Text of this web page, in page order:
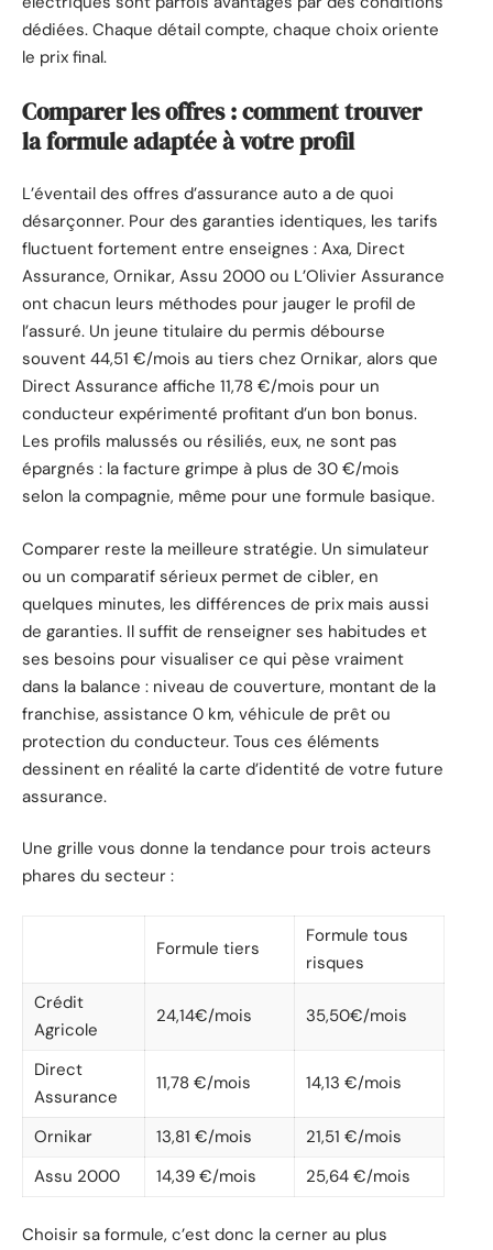
dédiées. Chaque détail compte, chaque choix oriente
le prix final.
Comparer les offres : comment trouver
la formule adaptée à votre profil
L’éventail des offres d’assurance auto a de quoi
désarçonner. Pour des garanties identiques, les tarifs
fluctuent fortement entre enseignes : Axa, Direct
Assurance, Ornikar, Assu 2000 ou L’Olivier Assurance
ont chacun leurs méthodes pour jauger le profil de
l’assuré. Un jeune titulaire du permis débourse
souvent 44,51 €/mois au tiers chez Ornikar, alors que
Direct Assurance affiche 11,78 €/mois pour un
conducteur expérimenté profitant d’un bon bonus.
Les profils malussés ou résiliés, eux, ne sont pas
épargnés : la facture grimpe à plus de 30 €/mois
selon la compagnie, même pour une formule basique.
Comparer reste la meilleure stratégie. Un simulateur
ou un comparatif sérieux permet de cibler, en
quelques minutes, les différences de prix mais aussi
de garanties. Il suffit de renseigner ses habitudes et
ses besoins pour visualiser ce qui pèse vraiment
dans la balance : niveau de couverture, montant de la
franchise, assistance 0 km, véhicule de prêt ou
protection du conducteur. Tous ces éléments
dessinent en réalité la carte d’identité de votre future
assurance.
Une grille vous donne la tendance pour trois acteurs
phares du secteur :
Formule tiers
Formule tous
risques
Crédit
Agricole
24,14€/mois 35,50€/mois
Direct
Assurance
11,78 €/mois 14,13 €/mois
Ornikar 13,81 €/mois
21,51 €/mois
Assu 2000
14,39 €/mois 25,64 €/mois
Choisir sa formule, c’est donc la cerner au plus